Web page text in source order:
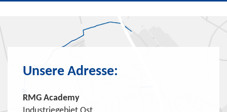
Unsere Adresse:
RMG Academy